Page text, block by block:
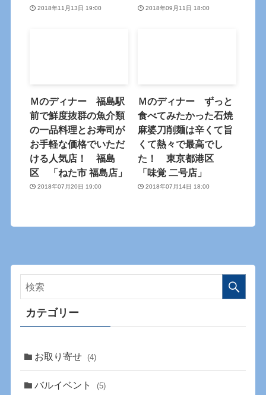
2018年11月13日 19:00 2018年09月11日 18:00
Ｍのディナー 福島駅
前で鮮度抜群の魚介類
の一品料理とお寿司が
お手軽な価格でいただ
ける人気店！ 福島
区 「ねた市 福島店」
2018年07月20日 19:00
Ｍのディナー ずっと
食べてみたかった石焼
麻婆刀削麺は辛くて旨
くて熱々で最高でし
た！ 東京都港区
「味覚 二号店」
2018年07月14日 18:00
カテゴリー
お取り寄せ (4)
バルイベント (5)